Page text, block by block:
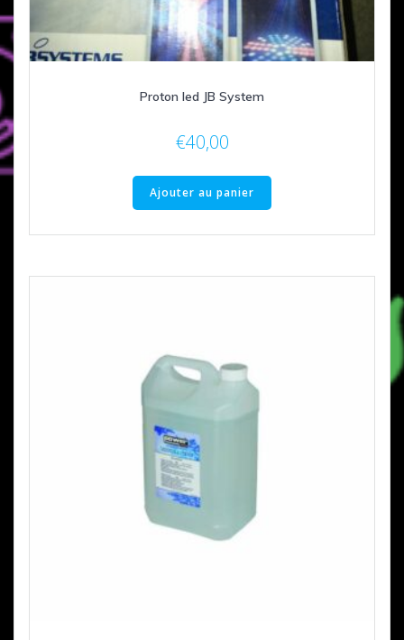
Proton led JB System
€40,00
Ajouter au panier